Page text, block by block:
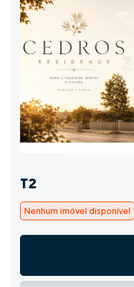
T2
Nenhum imóvel disponível